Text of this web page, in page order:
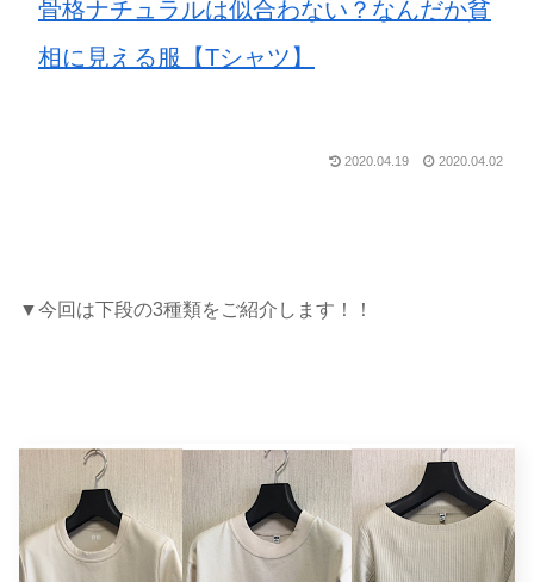
骨格ナチュラルは似合わない？なんだか貧
相に見える服【Tシャツ】
2020.04.19 2020.04.02
▼今回は下段の3種類をご紹介します！！